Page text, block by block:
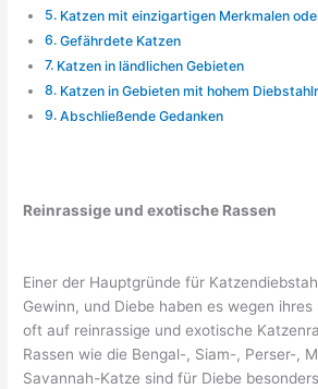
Katzen mit einzigartigen Merkmalen
Gefährdete Katzen
Katzen in ländlichen Gebieten
Katzen in Gebieten mit hohem
Abschließende Gedanken
Reinrassige und exotische Rassen
Einer der Hauptgründe für
Gewinn, und Diebe haben es wegen
oft auf reinrassige und exotische
Rassen wie die Bengal-, Siam-, Perser-,
Savannah-Katze sind für Diebe